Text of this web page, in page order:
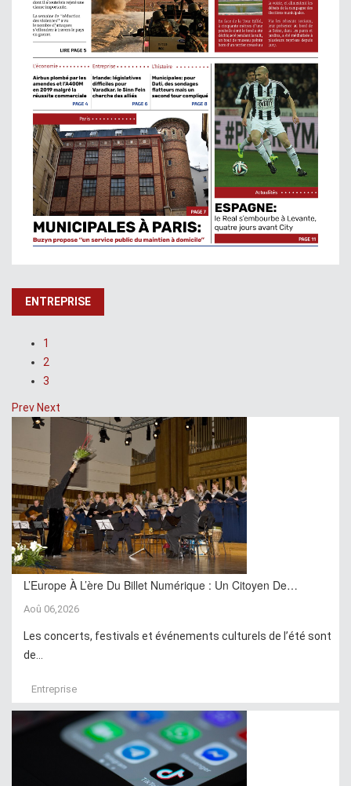
ENTREPRISE
1
2
3
Prev Next
L’Europe À L’ère Du Billet Numérique : Un Citoyen De…
Aoû 06,2026
Les concerts, festivals et événements culturels de l’été sont
de...
Entreprise